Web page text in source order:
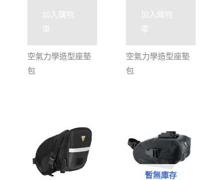
加入購物
車
空氣力學造型座墊
包
加入購物
車
空氣力學造型座墊
包
暫無庫存